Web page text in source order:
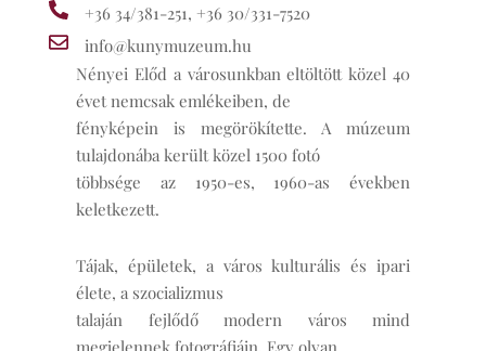
+36 34/381-251, +36 30/331-7520
info@kunymuzeum.hu
Nényei Előd a városunkban eltöltött közel 40
évet nemcsak emlékeiben, de
fényképein is megörökítette. A múzeum
tulajdonába került közel 1500 fotó
többsége az 1950-es, 1960-as években
keletkezett.
Tájak, épületek, a város kulturális és ipari
élete, a szocializmus
talaján fejlődő modern város mind
megjelennek fotográfiáin. Egy olyan